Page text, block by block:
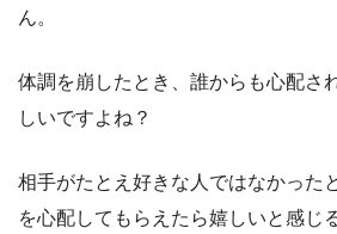
ん。
体調を崩したとき、誰からも心配さ
しいですよね？
相手がたとえ好きな人ではなかった
を心配してもらえたら嬉しいと感じ